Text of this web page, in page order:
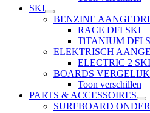
SKI
BENZINE
RACE DFI SKI
TiTANIUM DFI
ELEKTRISCH
ELECTRIC 2 SKI
BOARDS
Toon verschillen
PARTS & ACCESSOIRES
SURFBOARD